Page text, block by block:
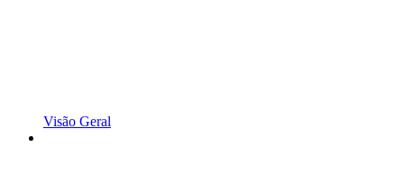
Visão Geral